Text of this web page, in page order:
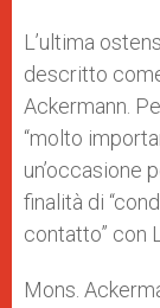
L’ultima
descritto
Ackermann.
“molto
un’occasione
finalità di
contatto” con
Mons.